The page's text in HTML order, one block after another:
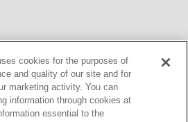
ービス WEBサイト・システム向け地
図開発キット MapFan DB 住所確認
トリマ広告 Geo-Research
cookies for the purposes of
and quality of our site and for
marketing activity. You can
information through cookies at
essential to the